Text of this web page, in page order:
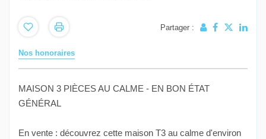
Partager :
Nos honoraires
MAISON 3 PIÈCES AU CALME - EN BON ÉTAT
GÉNÉRAL
En vente : découvrez cette maison T3 au calme d'environ